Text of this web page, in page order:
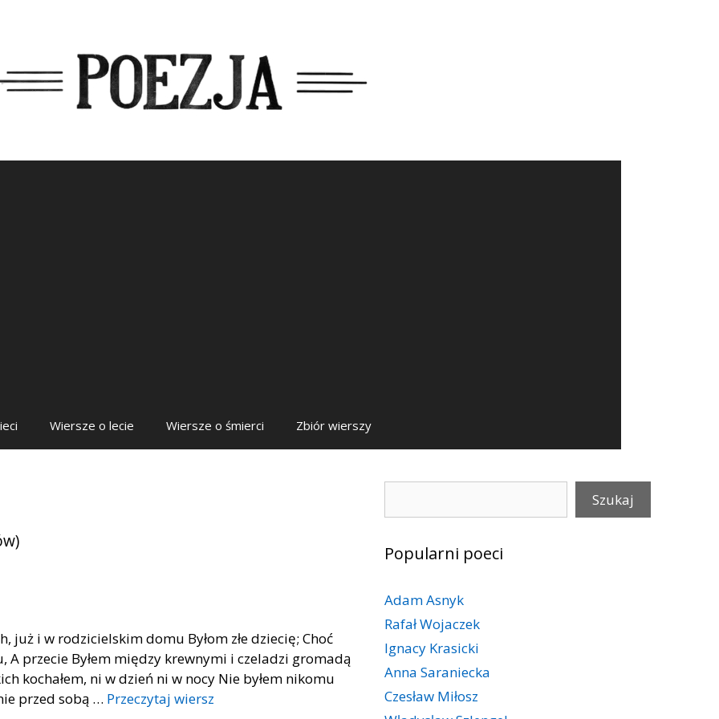
Wiersze o lecie Wiersze o śmierci Zbiór wierszy
i w rodzicielskim domu Byłom złe dziecię; Choć
A przecie Byłem między krewnymi i czeladzi gromadą
kochałem, ni w dzień ni w nocy Nie byłem nikomu
przed sobą … Przeczytaj wiersz
Szukaj
Popularni poeci
Adam Asnyk
Rafał Wojaczek
Ignacy Krasicki
Anna Saraniecka
Czesław Miłosz